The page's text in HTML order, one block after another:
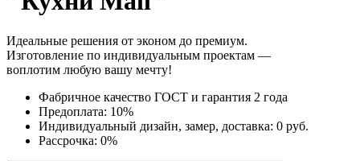
Идеальные решения от эконом до премиум.
Изготовление по индивидуальным проектам —
воплотим любую вашу мечту!
Фабричное качество ГОСТ и гарантия 2 года
Предоплата: 10%
Индивидуальный дизайн, замер, доставка: 0 руб.
Рассрочка: 0%